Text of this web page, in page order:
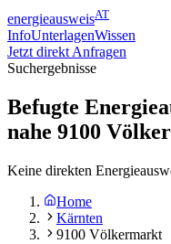
energieausweisAT
InfoUnterlagenWissen
Jetzt direkt Anfragen
Suchergebnisse
Befugte
nahe 9100
Keine direkten
Home
Kärnten
9100 Völkermarkt